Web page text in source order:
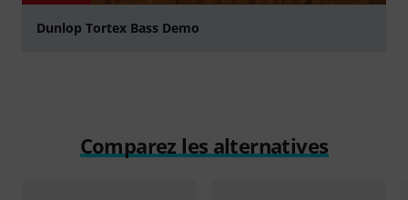
Dunlop Tortex Bass Demo
Comparez les alternatives